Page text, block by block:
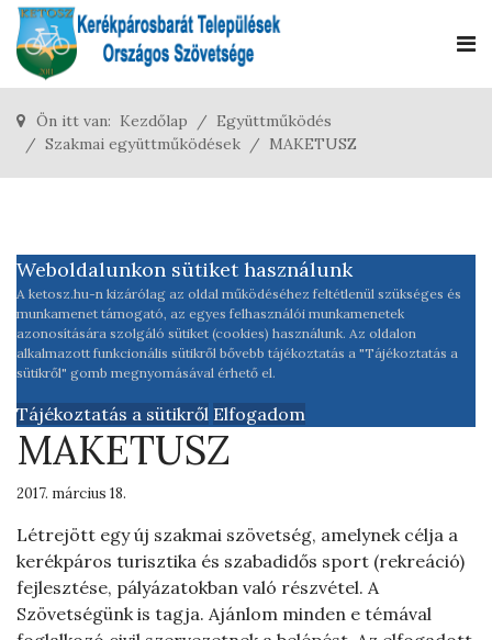
Ön itt van: Kezdőlap
Együttműködés
Szakmai együttműködések
MAKETUSZ
Weboldalunkon sütiket használunk
A ketosz.hu-n kizárólag az oldal működéséhez feltétlenül szükséges és
munkamenet támogató, az egyes felhasználói munkamenetek
azonosítására szolgáló sütiket (cookies) használunk. Az oldalon
alkalmazott funkcionális sütikről bővebb tájékoztatás a "Tájékoztatás a
sütikről" gomb megnyomásával érhető el.
Tájékoztatás a sütikről Elfogadom
MAKETUSZ
2017. március 18.
Létrejött egy új szakmai szövetség, amelynek célja a
kerékpáros turisztika és szabadidős sport (rekreáció)
fejlesztése, pályázatokban való részvétel. A
Szövetségünk is tagja. Ajánlom minden e témával